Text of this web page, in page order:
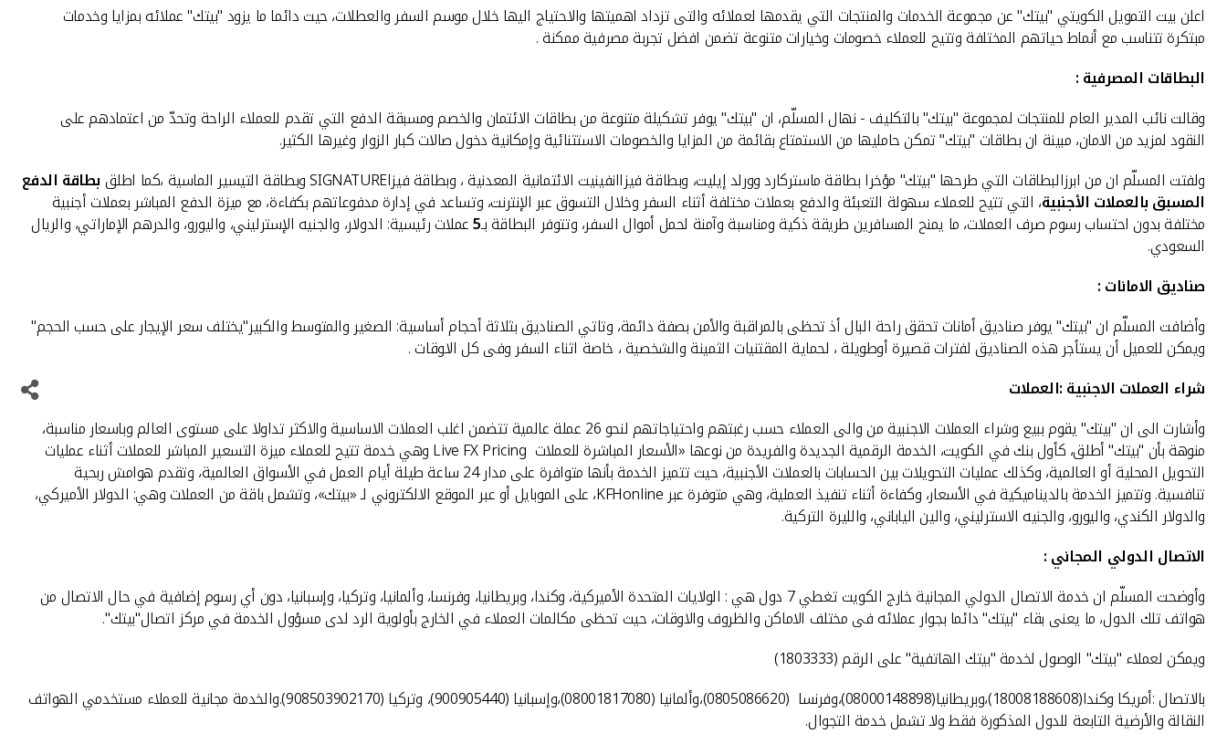
اعلن بيت التمويل الكويتي "بيتك" عن مجموعة الخدمات والمنتجات التي يقدمها لعملائه والتى تزداد اهميتها والاحتياج اليها خلال موسم السفر والعطلات، حيث دائما ما يزود "بيتك" عملائه بمزايا وخدمات
مبتكرة تتناسب مع أنماط حياتهم المختلفة وتتيح للعملاء خصومات وخيارات متنوعة تضمن افضل تجربة مصرفية ممكنة .
البطاقات المصرفية :
وقالت نائب المدير العام للمنتجات لمجموعة "بيتك" بالتكليف - نهال المسلّم، ان "بيتك" يوفر تشكيلة متنوعة من بطاقات الائتمان والخصم ومسبقة الدفع التي تقدم للعملاء الراحة وتحدّ من اعتمادهم على
النقود لمزيد من الامان، مبينة ان بطاقات "بيتك" تمكن حامليها من الاستمتاع بقائمة من المزايا والخصومات الاستثنائية وإمكانية دخول صالات كبار الزوار وغيرها الكثير.
ولفتت المسلّم ان من ابرزالبطاقات التي طرحها "بيتك" مؤخرا بطاقة ماستركارد وورلد إيليت، وبطاقة فيزاانفينيت الائتمانية المعدنية ، وبطاقة فيزاSIGNATURE وبطاقة التيسير الماسية ،كما اطلق
بطاقة الدفع
المسبق بالعملات الأجنبية، التي تتيح للعملاء سهولة التعبئة والدفع بعملات مختلفة أثناء السفر وخلال التسوق عبر الإنترنت، وتساعد في إدارة مدفوعاتهم بكفاءة، مع ميزة الدفع المباشر بعملات أجنبية
مختلفة بدون احتساب رسوم صرف العملات، ما يمنح المسافرين طريقة ذكية ومناسبة وآمنة لحمل أموال السفر، وتتوفر البطاقة بـ5عملات رئيسية: الدولار، والجنيه الإسترليني، واليورو، والدرهم الإماراتي، والريال
السعودي.
صناديق الامانات :
وأضافت المسلّم ان "بيتك" يوفر صناديق أمانات تحقق راحة البال أذ تحظى بالمراقبة والأمن بصفة دائمة، وتاتي الصناديق بثلاثة أحجام أساسية: الصغير والمتوسط والكبير"يختلف سعر الإيجار على حسب الحجم"
ويمكن للعميل أن يستأجر هذه الصناديق لفترات قصيرة أوطويلة ، لحماية المقتنيات الثمينة والشخصية ، خاصة اثناء السفر وفى كل الاوقات .
شراء العملات الاجنبية :العملات
وأشارت الى ان "بيتك" يقوم ببيع وشراء العملات الاجنبية من والى العملاء حسب رغبتهم واحتياجاتهم لنحو 26 عملة عالمية تتضمن اغلب العملات الاساسية والاكثر تداولا على مستوى العالم وباسعار مناسبة،
منوهة بأن "بيتك" أطلق، كأول بنك في الكويت، الخدمة الرقمية الجديدة والفريدة من نوعها «الأسعار المباشرة للعملات Live FX Pricing وهي خدمة تتيح للعملاء ميزة التسعير المباشر للعملات أثناء عمليات
التحويل المحلية أو العالمية، وكذلك عمليات التحويلات بين الحسابات بالعملات الأجنبية، حيث تتميز الخدمة بأنها متوافرة على مدار 24 ساعة طيلة أيام العمل في الأسواق العالمية، وتقدم هوامش ربحية
تنافسية. وتتميز الخدمة بالديناميكية في الأسعار، وكفاءة أثناء تنفيذ العملية، وهي متوفرة عبر KFHonline، على الموبايل أو عبر الموقع الالكتروني لـ «بيتك»، وتشمل باقة من العملات وهي: الدولار الأميركي،
والدولار الكندي، واليورو، والجنيه الاسترليني، والين الياباني، والليرة التركية.
الاتصال الدولي المجاني :
وأوضحت المسلّم ان خدمة الاتصال الدولي المجانية خارج الكويت تغطي 7 دول هي : الولايات المتحدة الأميركية، وكندا، وبريطانيا، وفرنسا، وألمانيا، وتركيا، وإسبانيا، دون أي رسوم إضافية في حال الاتصال من
هواتف تلك الدول، ما يعنى بقاء "بيتك" دائما بجوار عملائه فى مختلف الاماكن والظروف والاوقات، حيث تحظى مكالمات العملاء في الخارج بأولوية الرد لدى مسؤول الخدمة في مركز اتصال"بيتك".
ويمكن لعملاء "بيتك" الوصول لخدمة "بيتك الهاتفية" على الرقم (1803333)
بالاتصال :أمريكا وكندا(18008188608)،وبريطانيا(08000148898)،وفرنسا (0805086620)،وألمانيا (08001817080)،وإسبانيا (900905440)، وتركيا (908503902170).والخدمة مجانية للعملاء مستخدمي الهواتف
النقالة والأرضية التابعة للدول المذكورة فقط ولا تشمل خدمة التجوال.